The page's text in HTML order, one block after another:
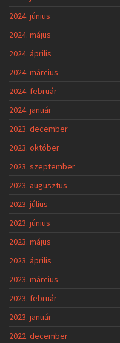
2024. június
2024. május
2024. április
2024. március
2024. február
2024. január
2023. december
2023. október
2023. szeptember
2023. augusztus
2023. július
2023. június
2023. május
2023. április
2023. március
2023. február
2023. január
2022. december